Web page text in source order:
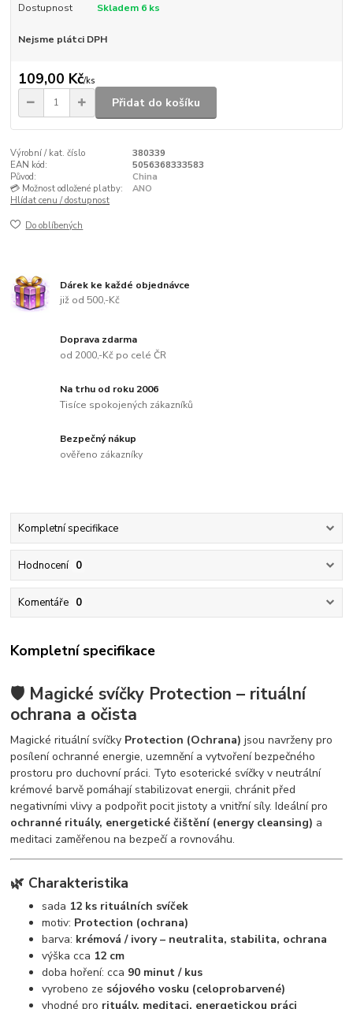
Dostupnost Skladem 6 ks
Nejsme plátci DPH
109,00 Kč/ks
Přidat do košíku
Výrobní / kat. číslo
380339
EAN kód:
5056368333583
Původ:
China
💳 Možnost odložené platby:
ANO
Hlídat cenu / dostupnost
Do oblíbených
Dárek ke každé objednávce
již od 500,-Kč
Doprava zdarma
od 2000,-Kč po celé ČR
Na trhu od roku 2006
Tisíce spokojených zákazníků
Bezpečný nákup
ověřeno zákazníky
Kompletní specifikace
Hodnocení 0
Komentáře 0
Kompletní specifikace
🛡️ Magické svíčky Protection – rituální
ochrana a očista
Magické rituální svíčky Protection (Ochrana) jsou navrženy pro
posílení ochranné energie, uzemnění a vytvoření bezpečného
prostoru pro duchovní práci. Tyto esoterické svíčky v neutrální
krémové barvě pomáhají stabilizovat energii, chránit před
negativními vlivy a podpořit pocit jistoty a vnitřní síly. Ideální pro
ochranné rituály, energetické čištění (energy cleansing) a
meditaci zaměřenou na bezpečí a rovnováhu.
🌿 Charakteristika
sada 12 ks rituálních svíček
motiv: Protection (ochrana)
barva: krémová / ivory – neutralita, stabilita, ochrana
výška cca 12 cm
doba hoření: cca 90 minut / kus
vyrobeno ze sójového vosku (celoprobarvené)
vhodné pro rituály, meditaci, energetickou práci